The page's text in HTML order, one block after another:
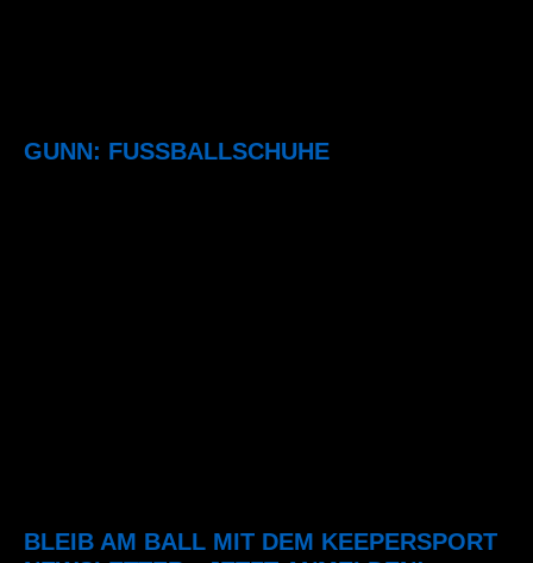
GUNN: FUSSBALLSCHUHE
BLEIB AM BALL MIT DEM KEEPERSPORT